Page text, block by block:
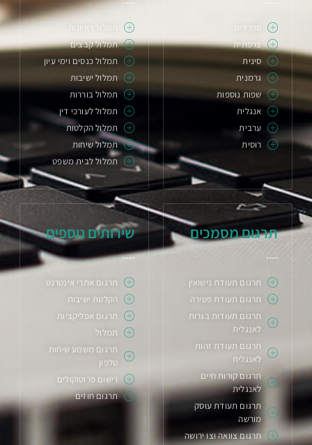
ספרדית
צרפתית
סינית
גרמנית
שפות נוספות
אנגלית
ערבית
רוסית
תמלול ראיונות
תמלול קבצים
תמלול כנסים וימי עיון
תמלול ישיבות
תמלול בוררות
תמלול לעורכי דין
תמלול הקלטות
תמלול שיחות
תמלול לבית משפט
תרגום מסמכים
תרגום תעודת נישואין
תרגום תעודת פטירה
תרגום תעודות בגרות
לאנגלית
תרגום תעודת זהות
לאנגלית
תרגום קורות חיים
לאנגלית
תרגום תעודת עוסק
מורשה
תרגום צוואה וצו ירושה
שירותים נוספים
תרגום אתרי אינטרנט
הקלטת ישיבות
תרגום אפליקציות
תמלול
תרגום משמע שיחות
טלפון
רישום פרוטוקולים
תרגום חוזים